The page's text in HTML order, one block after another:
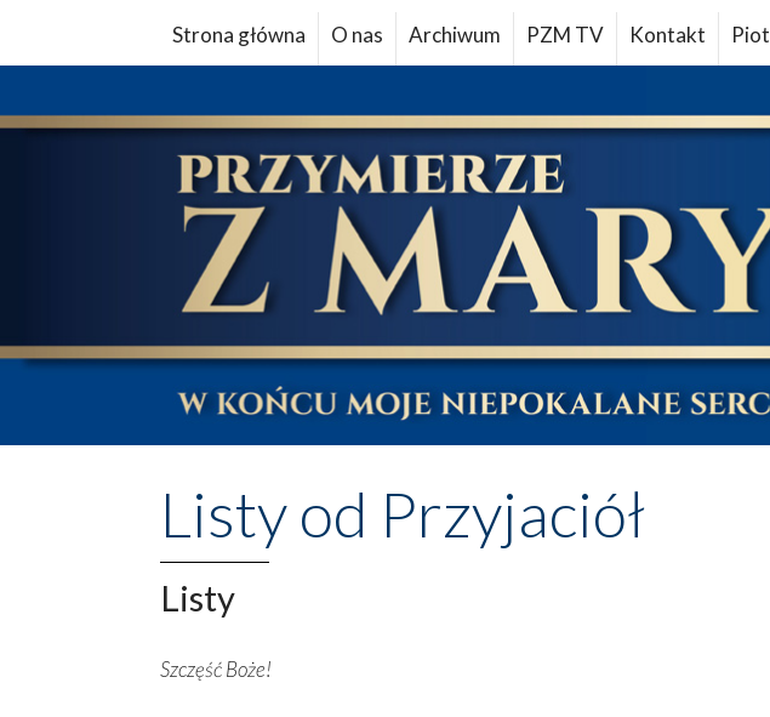
Strona główna O nas Archiwum PZM TV Kontakt
Listy od Przyjaciół
Listy
Szczęść Boże!